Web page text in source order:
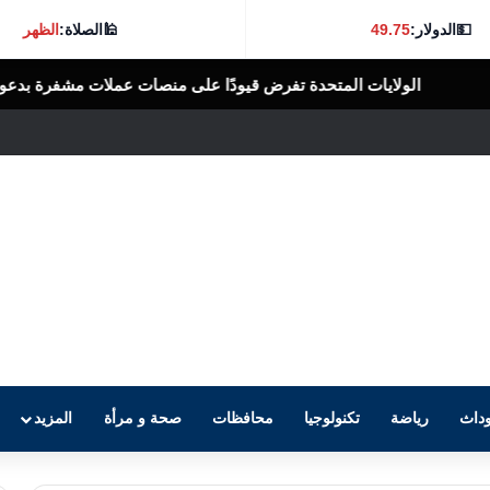
💵الدولار:49.75
🕌الصلاة:الظهر
تفرض قيودًا على منصات عملات مشفرة بدعوى دعم جهات إيرانية
رياضة تكنولوجيا محافظات صحة و مرأة المزيد